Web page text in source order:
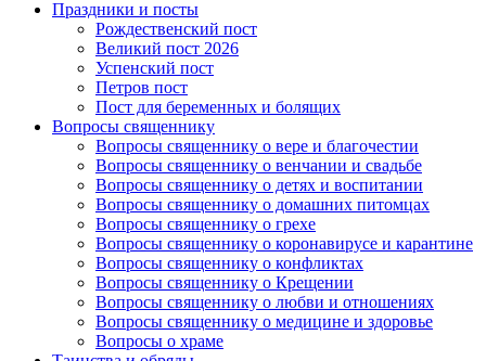
Праздники и посты
Рождественский пост
Великий пост 2026
Успенский пост
Петров пост
Пост для беременных и болящих
Вопросы священнику
Вопросы священнику о вере и благочестии
Вопросы священнику о венчании и свадьбе
Вопросы священнику о детях и воспитании
Вопросы священнику о домашних питомцах
Вопросы священнику о грехе
Вопросы священнику о коронавирусе и карантине
Вопросы священнику о конфликтах
Вопросы священнику о Крещении
Вопросы священнику о любви и отношениях
Вопросы священнику о медицине и здоровье
Вопросы о храме